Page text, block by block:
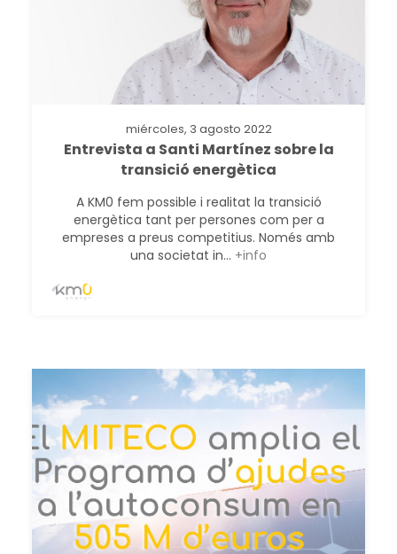
miércoles, 3 agosto 2022
Entrevista a Santi Martínez sobre la
transició energètica
A KM0 fem possible i realitat la transició
energètica tant per persones com per a
empreses a preus competitius. Només amb
una societat in... +info